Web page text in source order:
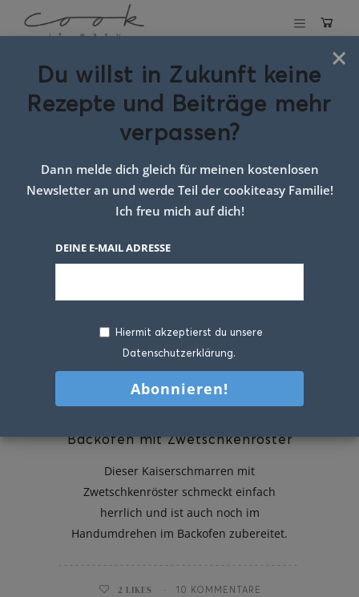
Schlagwort:
Zwetschgen
Röster
Backofen mit Zwetschkenröster
Dieser Kaiserschmarren mit
Zwetschkenröster schmeckt einfach
herrlich und ist auch noch im
Handumdrehen im Backofen zubereitet.
2 LIKES 10 KOMMENTARE
×
Du willst in Zukunft keine
Rezepte und Beiträge mehr
verpassen?
Dann melde dich gleich für meinen kostenlosen
Newsletter an und werde Teil der cookiteasy Familie!
Ich freu mich auf dich!
DEINE E-MAIL ADRESSE
Hiermit akzeptierst du unsere
Datenschutzerklärung.